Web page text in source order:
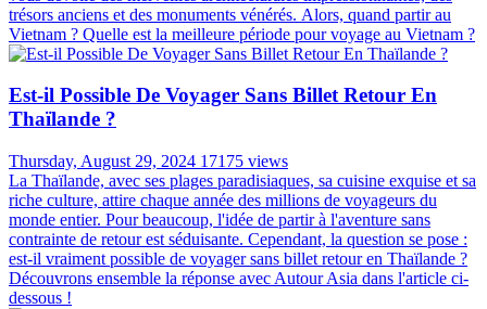
trésors anciens et des monuments vénérés. Alors, quand partir au
Vietnam ? Quelle est la meilleure période pour voyage au Vietnam ?
Est-il Possible De Voyager Sans Billet Retour En
Thaïlande ?
Thursday, August 29, 2024 17175 views
La Thaïlande, avec ses plages paradisiaques, sa cuisine exquise et sa
riche culture, attire chaque année des millions de voyageurs du
monde entier. Pour beaucoup, l'idée de partir à l'aventure sans
contrainte de retour est séduisante. Cependant, la question se pose :
est-il vraiment possible de voyager sans billet retour en Thaïlande ?
Découvrons ensemble la réponse avec Autour Asia dans l'article ci-
dessous !